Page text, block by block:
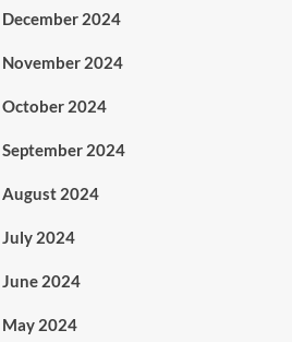
December 2024
November 2024
October 2024
September 2024
August 2024
July 2024
June 2024
May 2024